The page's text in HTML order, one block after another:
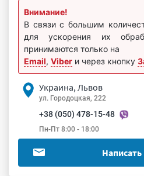
Внимание!
В связи с большим
для ускорения их
принимаются только на
Email, Viber и через кнопку
Украина, Львов
ул. Городоцкая, 222
+38 (050) 478-15-48
Пн-Пт 8:00 - 18:00